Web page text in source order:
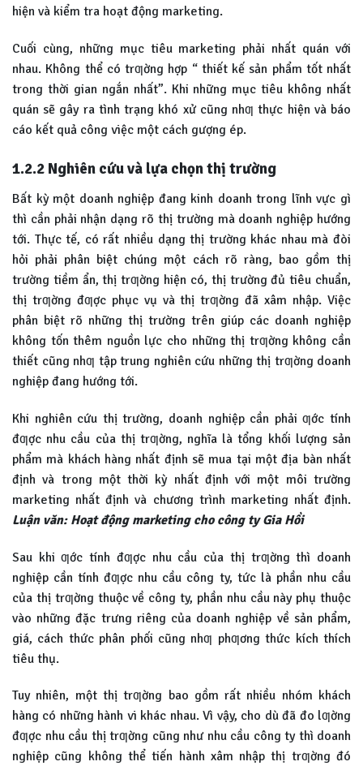
hiện và kiểm tra hoạt động marketing.
Cuối cùng, những mục tiêu marketing phải nhất quán với
nhau. Không thể có trƣờng hợp “ thiết kế sản phẩm tốt nhất
trong thời gian ngắn nhất”. Khi những mục tiêu không nhất
quán sẽ gây ra tình trạng khó xử cũng nhƣ thực hiện và báo
cáo kết quả công việc một cách gượng ép.
1.2.2 Nghiên cứu và lựa chọn thị trường
Bất kỳ một doanh nghiệp đang kinh doanh trong lĩnh vực gì
thì cần phải nhận dạng rõ thị trường mà doanh nghiệp hướng
tới. Thực tế, có rất nhiều dạng thị trường khác nhau mà đòi
hỏi phải phân biệt chúng một cách rõ ràng, bao gồm thị
trường tiềm ẩn, thị trƣờng hiện có, thị trường đủ tiêu chuẩn,
thị trƣờng đƣợc phục vụ và thị trƣờng đã xâm nhập. Việc
phân biệt rõ những thị trường trên giúp các doanh nghiệp
không tốn thêm nguồn lực cho những thị trƣờng không cần
thiết cũng nhƣ tập trung nghiên cứu những thị trƣờng doanh
nghiệp đang hướng tới.
Khi nghiên cứu thị trường, doanh nghiệp cần phải ƣớc tính
đƣợc nhu cầu của thị trƣờng, nghĩa là tổng khối lượng sản
phẩm mà khách hàng nhất định sẽ mua tại một địa bàn nhất
định và trong một thời kỳ nhất định với một môi trường
marketing nhất định và chương trình marketing nhất định.
Luận văn: Hoạt động marketing cho công ty Gia Hồi
Sau khi ƣớc tính đƣợc nhu cầu của thị trƣờng thì doanh
nghiệp cần tính đƣợc nhu cầu công ty, tức là phần nhu cầu
của thị trƣờng thuộc về công ty, phần nhu cầu này phụ thuộc
vào những đặc trưng riêng của doanh nghiệp về sản phẩm,
giá, cách thức phân phối cũng nhƣ phƣơng thức kích thích
tiêu thụ.
Tuy nhiên, một thị trƣờng bao gồm rất nhiều nhóm khách
hàng có những hành vi khác nhau. Vì vậy, cho dù đã đo lƣờng
đƣợc nhu cầu thị trƣờng cũng như nhu cầu công ty thì doanh
nghiệp cũng không thể tiến hành xâm nhập thị trƣờng đó